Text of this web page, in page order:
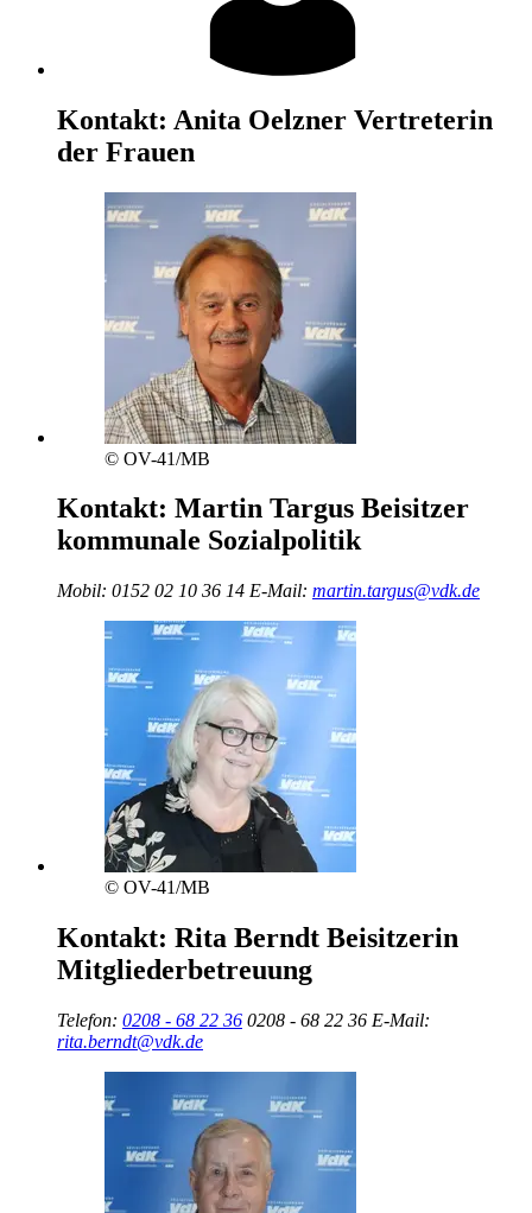
Kontakt: Anita Oelzner Vertreterin
der Frauen
© OV-41/MB
Kontakt: Martin Targus Beisitzer
kommunale Sozialpolitik
Mobil: 0152 02 10 36 14 E-Mail: martin.targus@vdk.de
© OV-41/MB
Kontakt: Rita Berndt Beisitzerin
Mitgliederbetreuung
Telefon: 0208 - 68 22 36 0208 - 68 22 36 E-Mail:
rita.berndt@vdk.de